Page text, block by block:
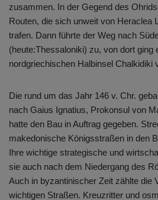
zusammen. In der Gegend des
Routen, die sich unweit von Heraclea
trafen. Dann führte der Weg nach
(heute:Thessaloniki) zu, von dort ging
nordgriechischen Halbinsel Chalkidiki
Die rund um das Jahr 146 v. Chr.
nach Gaius Ignatius, Prokonsul von
hatte den Bau in Auftrag gegeben.
makedonische Königsstraßen in den
Ihre wichtige strategische und
sie auch nach dem Niedergang des
Auch in byzantinischer Zeit zählte die
wichtigen Straßen. Kreuzritter und